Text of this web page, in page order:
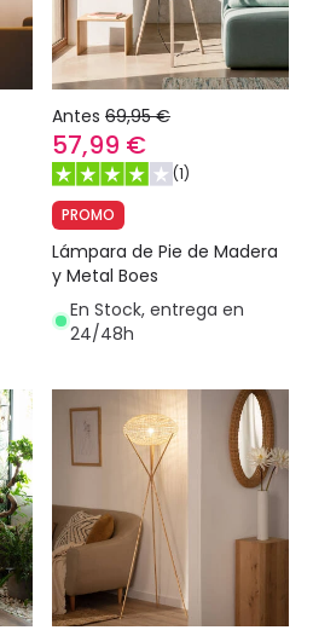
Antes 69,95 €
57,99 €
(1)
PROMO
Lámpara de Pie de Madera
y Metal Boes
En Stock, entrega en
24/48h